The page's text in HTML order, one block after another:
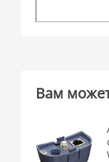
Вам